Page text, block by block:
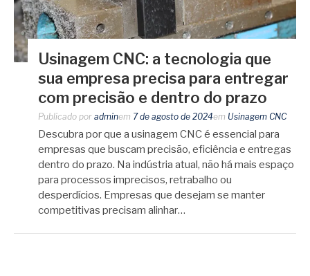
Usinagem CNC: a tecnologia que
sua empresa precisa para entregar
com precisão e dentro do prazo
Publicado por adminem 7 de agosto de 2024em Usinagem CNC
Descubra por que a usinagem CNC é essencial para
empresas que buscam precisão, eficiência e entregas
dentro do prazo. Na indústria atual, não há mais espaço
para processos imprecisos, retrabalho ou
desperdícios. Empresas que desejam se manter
competitivas precisam alinhar…